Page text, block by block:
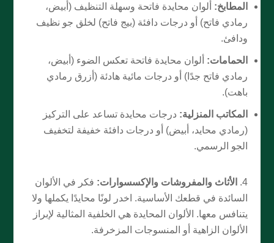
المطابخ: ألوان محايدة فاتحة وسهلة التنظيف (أبيض،
رمادي فاتح) أو درجات دافئة (بيج فاتح) لخلق جو نظيف
ودافئ.
الحمامات: ألوان محايدة فاتحة تعكس الضوء (أبيض،
رمادي فاتح جدًا) أو درجات مائية هادئة (أزرق رمادي
باهت).
المكاتب المنزلية: درجات محايدة تساعد على التركيز
(رمادي محايد، أبيض) أو درجات دافئة خفيفة لتخفيف
الجو الرسمي.
الأثاث والمفروشات والإكسسوارات: فكر في الألوان
السائدة في قطعك الأساسية. اخدر لونًا محايدًا يكملها ولا
يتنافس معها. الألوان المحايدة هي الخلفية المثالية لإبراز
الألوان الزاهية أو المنسوجات المزخرفة.